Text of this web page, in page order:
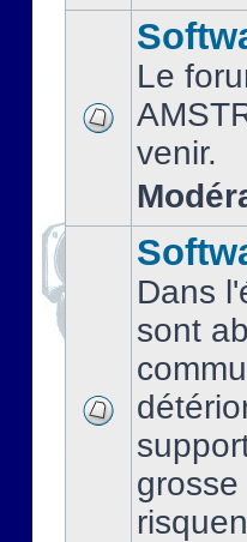
Le
venir.
Dans
sont